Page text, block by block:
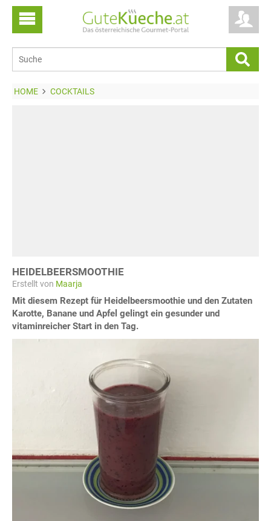
HOME COCKTAILS
HEIDELBEERSMOOTHIE
Erstellt von Maarja
Mit diesem Rezept für Heidelbeersmoothie und den Zutaten
Karotte, Banane und Apfel gelingt ein gesunder und
vitaminreicher Start in den Tag.